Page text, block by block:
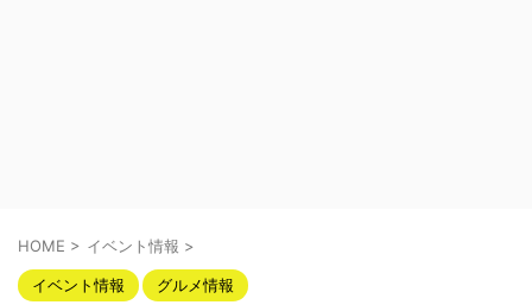
HOME > イベント情報 >
イベント情報 グルメ情報